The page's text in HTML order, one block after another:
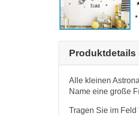
Produktdetails
Alle kleinen
Name eine große
Tragen Sie im